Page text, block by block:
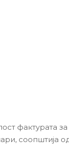
фактурата
соопштија